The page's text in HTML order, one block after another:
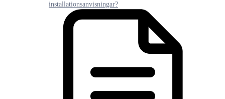
installationsanvisningar?